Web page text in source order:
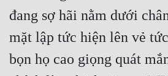
đang sợ hãi nằm dưới
mặt lập tức hiện lên vẻ
bọn họ cao giọng quát